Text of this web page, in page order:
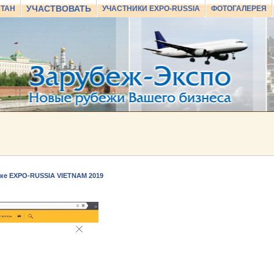
УЧАСТВОВАТЬ УЧАСТНИКИ EXPO-RUSSIA ФОТОГАЛЕРЕЯ
EXPO-RUSSIA VIETNAM 2019